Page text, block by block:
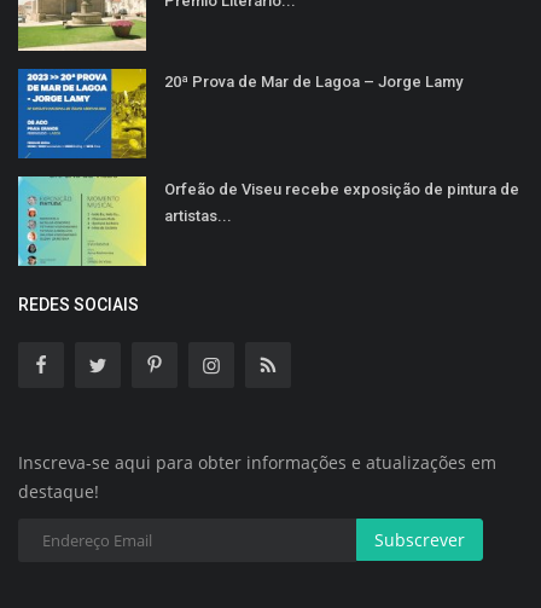
20ª Prova de Mar de Lagoa – Jorge Lamy
Orfeão de Viseu recebe exposição de pintura de
artistas...
REDES SOCIAIS
Inscreva-se aqui para obter informações e atualizações em
destaque!
Subscrever